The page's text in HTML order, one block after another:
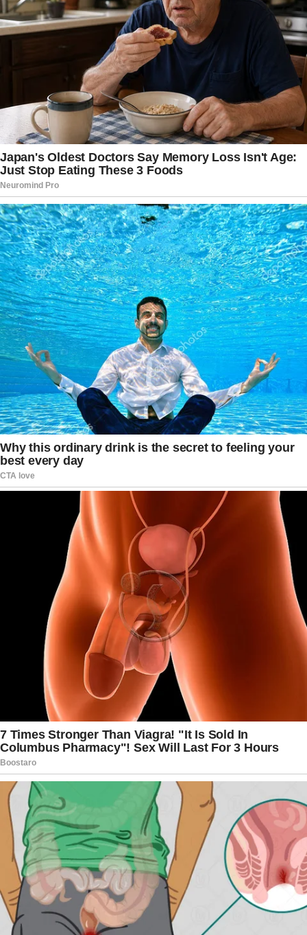
país, que agora segue viva na disputa pelo título
mundial.
Do lado brasileiro, a eliminação provocou forte
repercussão entre torcedores, ex-jogadores e
comentaristas esportivos. Além das críticas ao
desempenho coletivo da equipe, a postura de
Neymar durante a cobrança do pênalti também
dividiu opiniões. Enquanto alguns enxergaram
confiança e personalidade nas provocações ao
goleiro adversário, outros entenderam que o
momento exigia uma postura diferente diante da
delicada situação vivida pela Seleção. O episódio
passou a simbolizar o clima de tensão que
marcou os instantes finais da campanha
brasileira na Copa do Mundo.
A declaração de Nyland reforça como o aspecto
mental pode ser determinante em partidas
decisivas. Em torneios de alto nível, pequenas
atitudes, provocações e jogos psicológicos
frequentemente fazem parte da estratégia dos
atletas para conquistar vantagem sobre o
adversário. Embora Neymar tenha vencido o
duelo individual ao converter sua cobrança, foi a
Noruega quem saiu comemorando a
classificação. Para os brasileiros, resta agora a
reflexão sobre uma eliminação precoce que
ficará marcada tanto pelo resultado quanto pelo
intenso confronto verbal entre duas das figuras
centrais daquele dramático duelo.